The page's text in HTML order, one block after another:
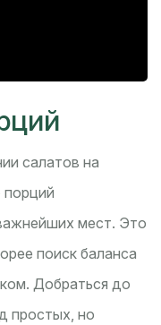
салатов на
порций
мест. Это
поиск баланса
Добраться до
простых, но